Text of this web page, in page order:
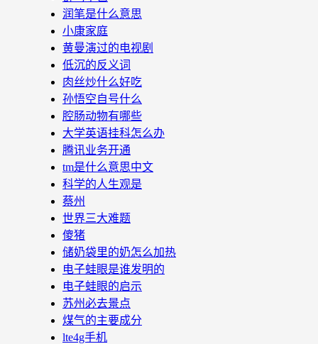
润笔是什么意思
小康家庭
黄曼演过的电视剧
低沉的反义词
肉丝炒什么好吃
孙悟空自号什么
腔肠动物有哪些
大学英语挂科怎么办
腾讯业务开通
tm是什么意思中文
科学的人生观是
蔡州
世界三大难题
傻猪
储奶袋里的奶怎么加热
电子蛙眼是谁发明的
电子蛙眼的启示
苏州必去景点
煤气的主要成分
lte4g手机